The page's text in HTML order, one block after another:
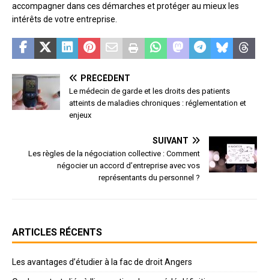
accompagner dans ces démarches et protéger au mieux les
intérêts de votre entreprise.
PRÉCÉDENT
Le médecin de garde et les droits des patients
atteints de maladies chroniques : réglementation et
enjeux
SUIVANT
Les règles de la négociation collective : Comment
négocier un accord d’entreprise avec vos
représentants du personnel ?
ARTICLES RÉCENTS
Les avantages d’étudier à la fac de droit Angers